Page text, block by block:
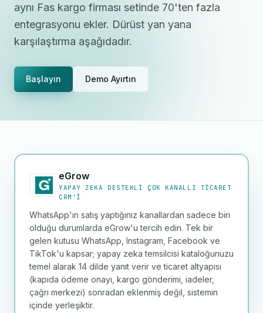
aynı Fas kargo firması setinde 70'ten fazla
entegrasyonu ekler. Dürüst yan yana
karşılaştırma aşağıdadır.
Başlayın Demo Ayırtın
eGrow
YAPAY ZEKA DESTEKLI ÇOK KANALLI TICARET
CRM'I
WhatsApp'ın satış yaptığınız kanallardan sadece biri
olduğu durumlarda eGrow'u tercih edin. Tek bir
gelen kutusu WhatsApp, Instagram, Facebook ve
TikTok'u kapsar; yapay zeka temsilcisi kataloğunuzu
temel alarak 14 dilde yanıt verir ve ticaret altyapısı
(kapıda ödeme onayı, kargo gönderimi, iadeler,
çağrı merkezi) sonradan eklenmiş değil, sistemin
içinde yerleşiktir.